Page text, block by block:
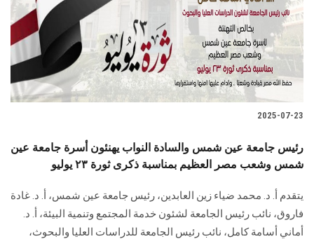
2025-07-23
رئيس جامعة عين شمس والسادة النواب يهنئون أسرة جامعة عين
شمس وشعب مصر العظيم بمناسبة ذكرى ثورة ٢٣ يوليو
يتقدم أ. د. محمد ضياء زين العابدين، رئيس جامعة عين شمس، أ. د. غادة
فاروق، نائب رئيس الجامعة لشئون خدمة المجتمع وتنمية البيئة، أ. د.
أماني أسامة كامل، نائب رئيس الجامعة للدراسات العليا والبحوث،